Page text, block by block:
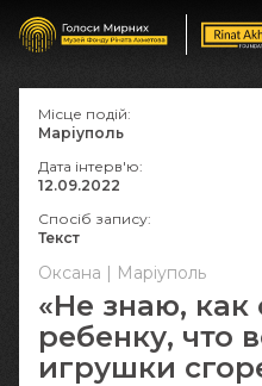
Оксана | Маріуполь
«Не знаю, как
ребенку, что
игрушки
Місце подій:
Маріуполь
Дата інтерв'ю:
12.09.2022
Спосіб запису:
Текст